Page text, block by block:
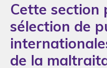
Cette section
sélection de
de la